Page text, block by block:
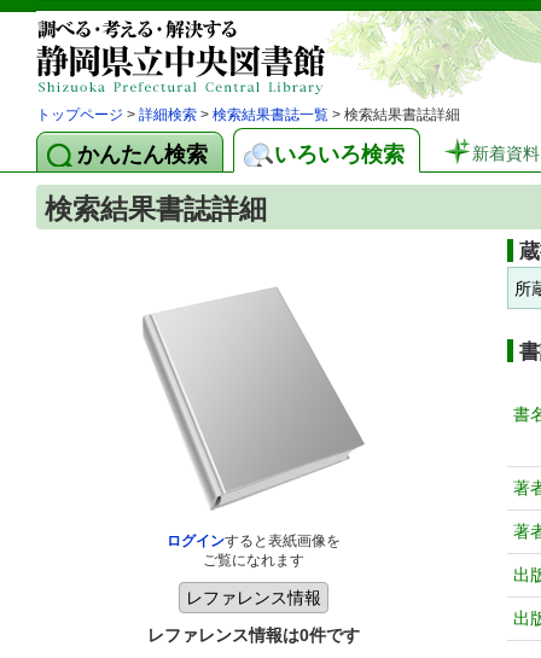
トップページ > 詳細検索 > 検索結果書誌一覧 > 検索結果書誌詳細
かんたん検索 いろいろ検索 新着資料
検索結果書誌詳細
ログインすると表紙画像を
ご覧になれます
レファレンス情報は0件です
所
書
著
著
出
出